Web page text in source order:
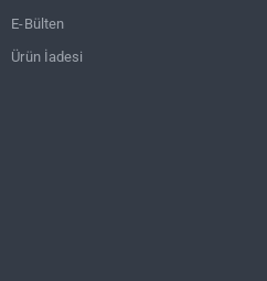
E-Bülten
Ürün İadesi